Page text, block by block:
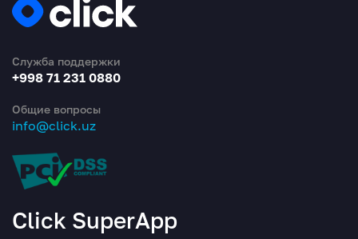
Служба поддержки
+998 71 231 0880
Общие вопросы
info@click.uz
Click SuperApp